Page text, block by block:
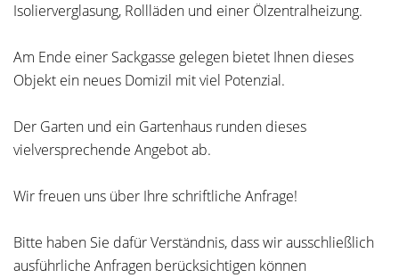
Isolierverglasung, Rollläden und einer Ölzentralheizung.
Am Ende einer Sackgasse gelegen bietet Ihnen dieses
Objekt ein neues Domizil mit viel Potenzial.
Der Garten und ein Gartenhaus runden dieses
vielversprechende Angebot ab.
Wir freuen uns über Ihre schriftliche Anfrage!
Bitte haben Sie dafür Verständnis, dass wir ausschließlich
ausführliche Anfragen berücksichtigen können